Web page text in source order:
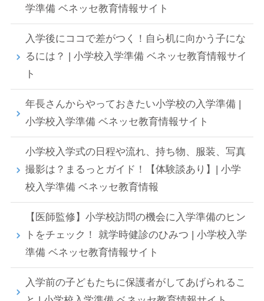
学準備 ベネッセ教育情報サイト
入学後にココで差がつく！自ら机に向かう子にな
るには？ | 小学校入学準備 ベネッセ教育情報サイ
ト
年長さんからやっておきたい小学校の入学準備 |
小学校入学準備 ベネッセ教育情報サイト
小学校入学式の日程や流れ、持ち物、服装、写真
撮影は？まるっとガイド！【体験談あり】| 小学
校入学準備 ベネッセ教育情報
【医師監修】小学校訪問の機会に入学準備のヒン
トをチェック！ 就学時健診のひみつ | 小学校入学
準備 ベネッセ教育情報サイト
入学前の子どもたちに保護者がしてあげられるこ